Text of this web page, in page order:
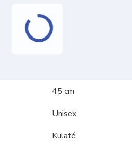
45 cm
Unisex
Kulaté